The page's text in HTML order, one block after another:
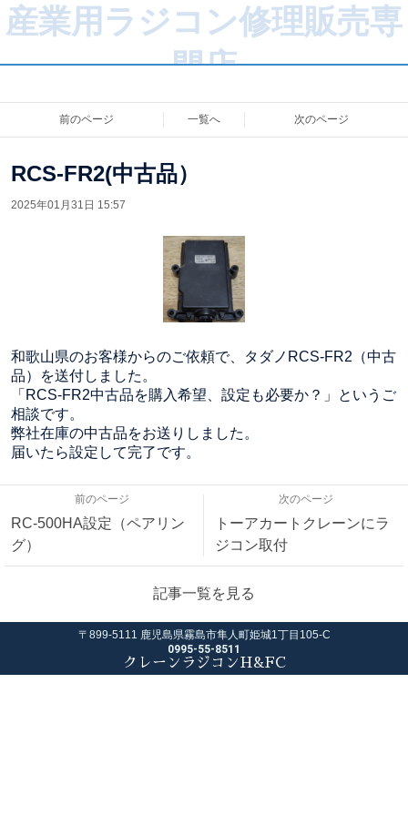
産業用ラジコン修理販売専
門店
前のページ 一覧へ 次のページ
RCS-FR2(中古品）
2025年01月31日 15:57
和歌山県のお客様からのご依頼で、タダノRCS-FR2（中古
品）を送付しました。
「RCS-FR2中古品を購入希望、設定も必要か？」というご
相談です。
弊社在庫の中古品をお送りしました。
届いたら設定して完了です。
前のページ
RC-500HA設定（ペアリン
グ）
次のページ
トーアカートクレーンにラ
ジコン取付
記事一覧を見る
〒899-5111 鹿児島県霧島市隼人町姫城1丁目105-C
0995-55-8511
クレーンラジコンH&FC